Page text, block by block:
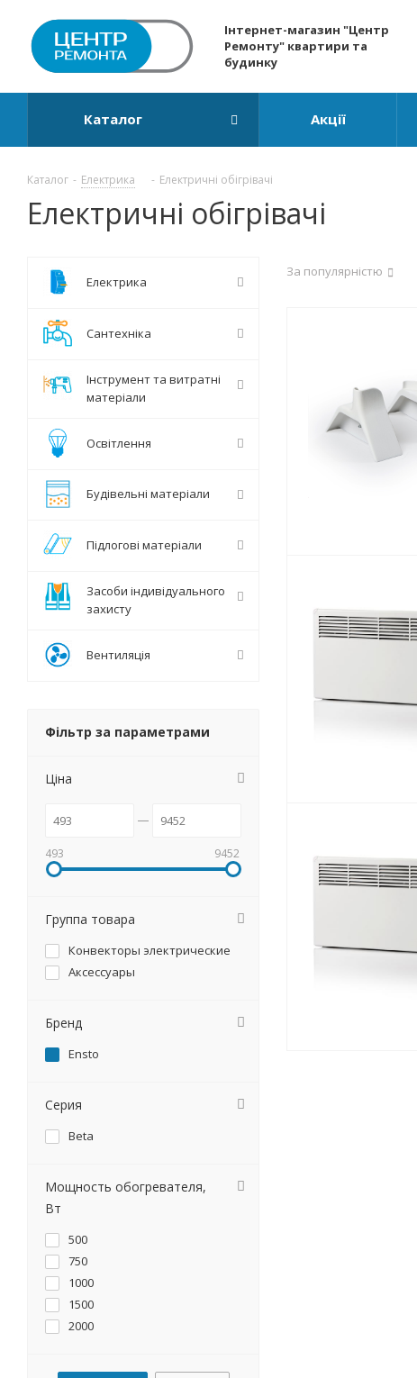
Інтернет-магазин "Центр
Ремонту" квартири та
будинку
Каталог Акції
Каталог - Електрика - Електричні обігрівачі
Електричні обігрівачі
За популярністю
Електрика
Сантехніка
Інструмент та витратні
матеріали
Освітлення
Будівельні матеріали
Підлогові матеріали
Засоби індивідуального
захисту
Вентиляція
Фільтр за параметрами
Ціна
493 9452
Группа товара
Конвекторы электрические
Аксессуары
Бренд
Ensto
Серия
Beta
Мощность обогревателя,
Вт
500
750
1000
1500
2000